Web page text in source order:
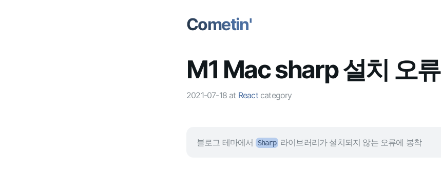
Cometin'
M1 Mac sharp 설치 오류
2021-07-18 at React category
블로그 테마에서 Sharp 라이브러리가 설치되지 않는 오류에 봉착